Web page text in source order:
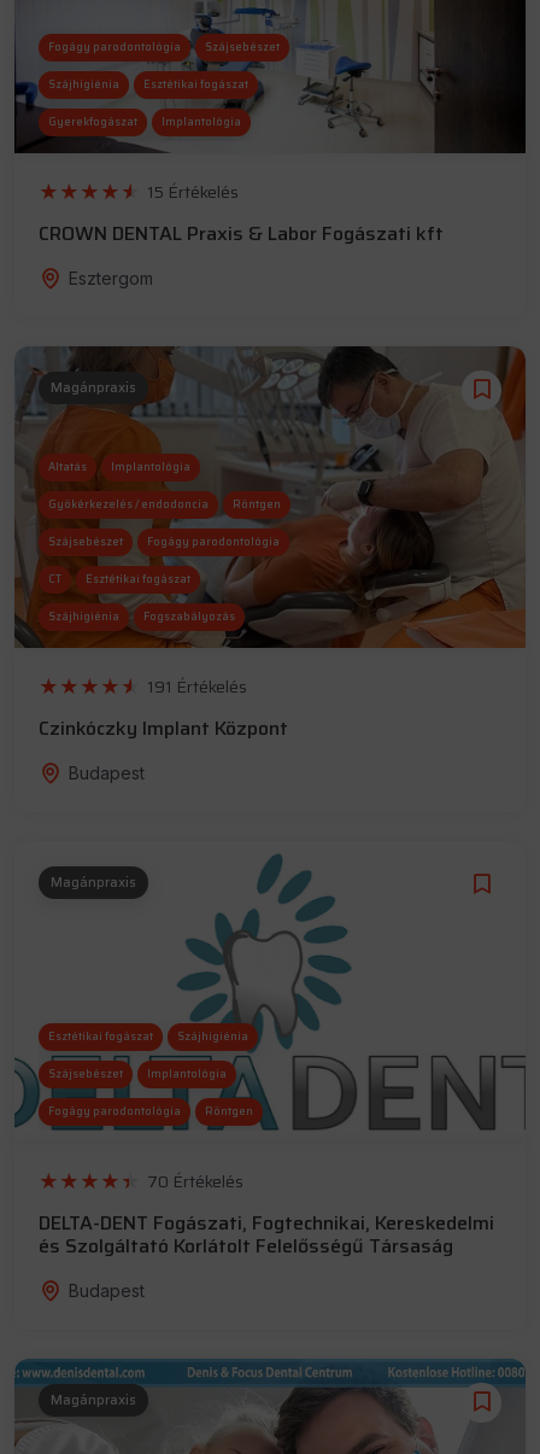
Fogágy parodontológia Szájsebészet
Szájhigiénia Esztétikai fogászat
Gyerekfogászat Implantológia
15 Értékelés
CROWN DENTAL Praxis & Labor Fogászati kft
Esztergom
Magánpraxis
Altatás Implantológia
Gyökérkezelés / endodoncia Röntgen
Szájsebészet Fogágy parodontológia
CT Esztétikai fogászat
Szájhigiénia Fogszabályozás
191 Értékelés
Czinkóczky Implant Központ
Budapest
Magánpraxis
Esztétikai fogászat Szájhigiénia
Szájsebészet Implantológia
Fogágy parodontológia Röntgen
70 Értékelés
DELTA-DENT Fogászati, Fogtechnikai, Kereskedelmi
és Szolgáltató Korlátolt Felelősségű Társaság
Budapest
Magánpraxis